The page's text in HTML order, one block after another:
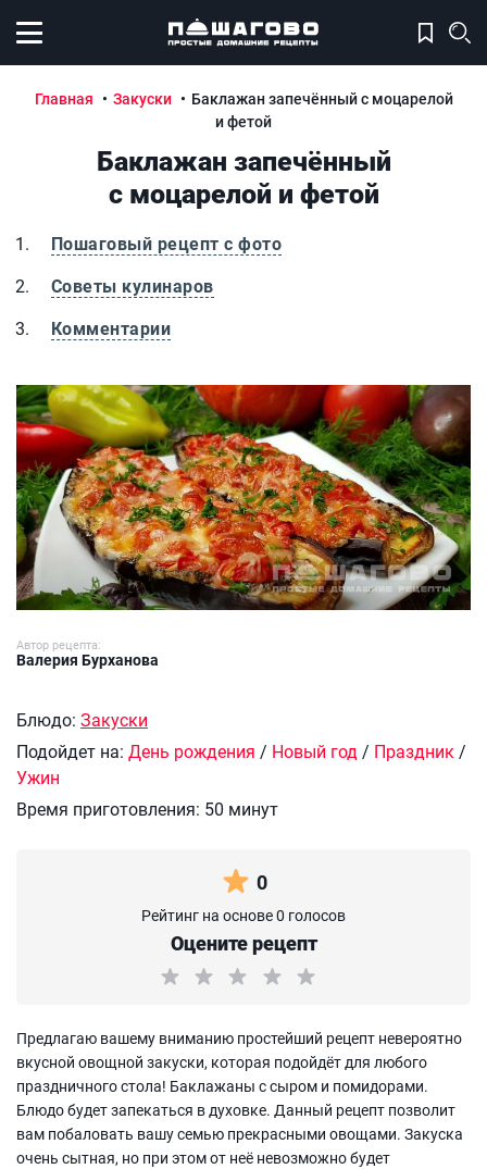
Открыть меню
Главная Закуски
Баклажан запечённый с моцарелой
и фетой
Баклажан запечённый
с моцарелой и фетой
Пошаговый рецепт с фото
Советы кулинаров
Комментарии
Баклажан запечённый с моцарелой и фетой
Автор рецепта:
Валерия Бурханова
Блюдо: Закуски
Подойдет на: День рождения / Новый год / Праздник /
Ужин
Время приготовления: 50 минут
0
Рейтинг на основе 0 голосов
Оцените рецепт
Предлагаю вашему вниманию простейший рецепт невероятно
вкусной овощной закуски, которая подойдёт для любого
праздничного стола! Баклажаны с сыром и помидорами.
Блюдо будет запекаться в духовке. Данный рецепт позволит
вам побаловать вашу семью прекрасными овощами. Закуска
очень сытная, но при этом от неё невозможно будет